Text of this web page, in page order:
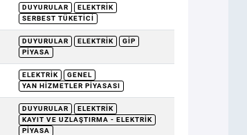
DUYURULAR
ELEKTRIK
SERBEST TÜKETICI
DUYURULAR ELEKTRIK
GİP
PIYASA
ELEKTRIK
GENEL
YAN HIZMETLER PIYASASI
DUYURULAR
ELEKTRIK
KAYIT VE UZLAŞTIRMA - ELEKTRIK
PIYASA